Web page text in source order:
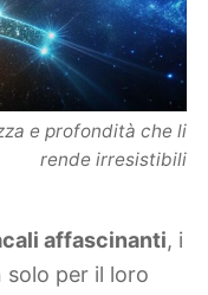
e profondità che li
rende irresistibili
affascinanti, i
solo per il loro